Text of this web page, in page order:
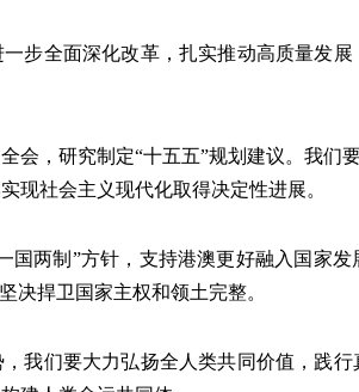
全面深化改革，扎实推动高质量发展
，研究制定“十五五”规划建议。我们
现社会主义现代化取得决定性进展。
两制”方针，支持港澳更好融入国家发
决捍卫国家主权和领土完整。
们要大力弘扬全人类共同价值，践行